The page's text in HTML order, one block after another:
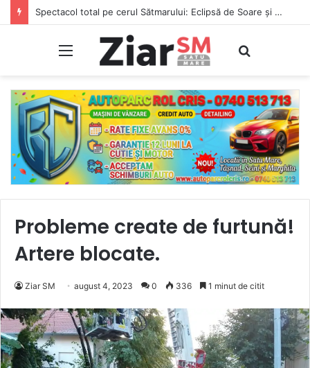
Spectacol total pe cerul Sătmarului: Eclipsă de Soare și ploaie de stele căzătoare, în aceeași noapte!
Meniu
Probleme create de furtună!
Artere blocate.
Ziar SM august 4, 2023 0 336 1 minut de citit